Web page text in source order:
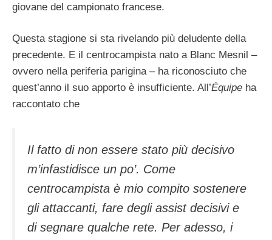
giovane del campionato francese.
Questa stagione si sta rivelando più deludente della
precedente. E il centrocampista nato a Blanc Mesnil –
ovvero nella periferia parigina – ha riconosciuto che
quest’anno il suo apporto è insufficiente. All’Équipe ha
raccontato che
Il fatto di non essere stato più decisivo
m’infastidisce un po’. Come
centrocampista è mio compito sostenere
gli attaccanti, fare degli assist decisivi e
di segnare qualche rete. Per adesso, i